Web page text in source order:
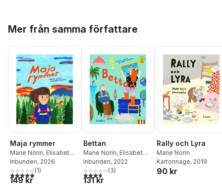
Mer från samma författare
Maja rymmer
Marie Norin, Elisabet
Ericson
Inbunden, 2026
5,0utav 5 stjärnor. Totalt antal röster:
(1)
149 kr
Bettan
Marie Norin, Elisabet
Ericson
Inbunden, 2022
3,7utav 5 stjärnor. Totalt antal röster:
(3)
131 kr
Rally och Lyra
Marie Norin
Kartonnage, 2019
90 kr